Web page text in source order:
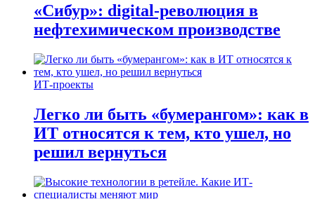
«Сибур»: digital-революция в
нефтехимическом производстве
ИТ-проекты
Легко ли быть «бумерангом»: как в
ИТ относятся к тем, кто ушел, но
решил вернуться